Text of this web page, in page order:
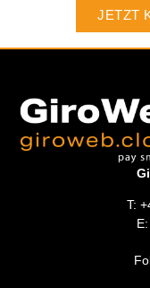
JETZT
T: